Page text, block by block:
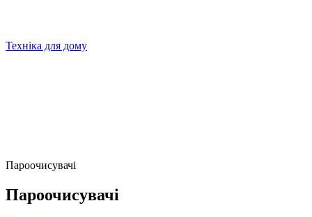
Техніка для дому
Пароочисувачі
Пароочисувачі